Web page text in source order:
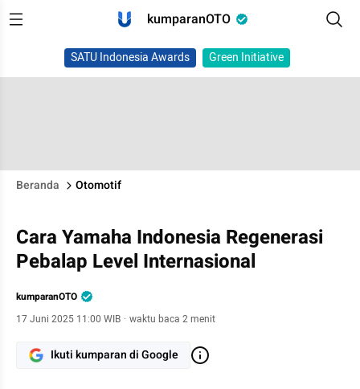
kumparanOTO
SATU Indonesia Awards Green Initiative
Beranda Otomotif
Cara Yamaha Indonesia Regenerasi
Pebalap Level Internasional
kumparanOTO
17 Juni 2025 11:00 WIB · waktu baca 2 menit
Ikuti kumparan di Google